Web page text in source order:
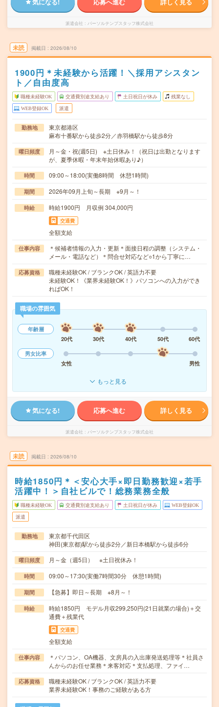
派遣会社 パーソルテンプスタッフ株式会社
未読 掲載日 2026/08/10
1900円＊未経験から活躍！＼採用アシスタン
ト／自由度高
職種未経験OK 交通費別途支給あり 土日祝日が休み 残業なし
WEB登録OK 派遣
勤務地
東京都港区
麻布十番駅から徒歩2分／赤羽橋駅から徒歩8分
曜日頻度
月～金・祝(週5日) ※土日休み！（祝日は出勤となります
が、夏季休暇・年末年始休暇あり♪）
時間 09:00～18:00(実働8時間 休憩1時間)
期間 2026年09月上旬～長期 ※9月～！
時給 時給1900円 月収例 304,000円
交通費
全額支給
仕事内容
＊候補者情報の入力・更新＊面接日程の調整（システム・
メール・電話など）＊問合せ対応など○1から丁寧に…
応募資格
職種未経験OK / ブランクOK / 英語力不要
未経験OK！《業界未経験OK！》パソコンへの入力ができ
ればOK！
職場の雰囲気
年齢層
20代
30代 40代 50代
60代
男女比率
女性
男性
もっと見る
気になる! 応募へ進む 詳しく見る
派遣会社 パーソルテンプスタッフ株式会社
未読 掲載日 2026/08/10
時給1850円＊＜安心大手×即日勤務歓迎×若手
活躍中！＞自社ビルで！総務業務全般
職種未経験OK 交通費別途支給あり 土日祝日が休み WEB登録OK
派遣
勤務地
東京都千代田区
神田(東京都)駅から徒歩2分／新日本橋駅から徒歩6分
曜日頻度 月～金（週5日） ※土日祝休み！
時間 09:00～17:30(実働7時間30分 休憩1時間)
期間 【急募】即日～長期 ※8月～！
時給
時給1850円 モデル月収299,250円(21日就業の場合)＋交
通費＋残業代
交通費
全額支給
仕事内容
＊パソコン、OA機器、文房具の入出庫発送処理等＊社員さ
んからのお任せ業務＊来客対応＊支払処理、ファイ…
応募資格
職種未経験OK / ブランクOK / 英語力不要
業界未経験OK！事務のご経験がある方